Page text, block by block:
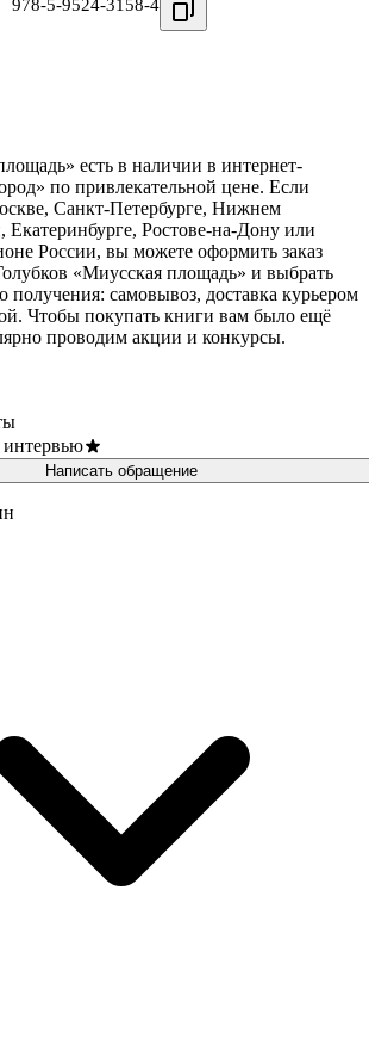
978-5-9524-3158-4
есть в наличии в интернет-
по привлекательной цене. Если
Санкт-Петербурге, Нижнем
Екатеринбурге, Ростове-на-Дону или
России, вы можете оформить заказ
«Миусская площадь» и выбрать
получения: самовывоз, доставка курьером
Чтобы покупать книги вам было ещё
проводим акции и конкурсы.
интервью
Написать обращение